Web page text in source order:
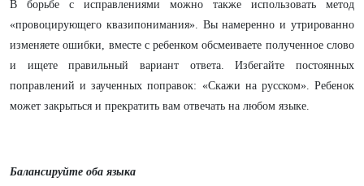
В борьбе с исправлениями можно также использовать метод
«провоцирующего квазипонимания». Вы намеренно и утрированно
изменяете ошибки, вместе с ребенком обсмеиваете полученное слово
и ищете правильный вариант ответа. Избегайте постоянных
поправлений и заученных поправок: «Скажи на русском». Ребенок
может закрыться и прекратить вам отвечать на любом языке.
Балансируйте оба языка